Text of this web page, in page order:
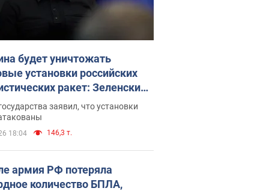
будет уничтожать
установки российских
ракет: Зеленский
заседание СНБО
заявил, что установки
18:04 146,3 т.
армия РФ потеряла
количество БПЛА,